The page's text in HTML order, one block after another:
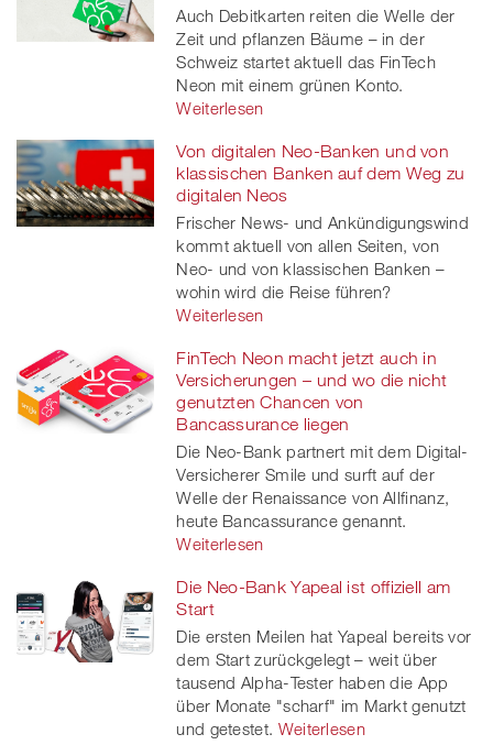
Auch Debitkarten reiten die Welle der
Zeit und pflanzen Bäume – in der
Schweiz startet aktuell das FinTech
Neon mit einem grünen Konto.
Weiterlesen
Von digitalen Neo-Banken und von
klassischen Banken auf dem Weg zu
digitalen Neos
Frischer News- und Ankündigungswind
kommt aktuell von allen Seiten, von
Neo- und von klassischen Banken –
wohin wird die Reise führen?
Weiterlesen
FinTech Neon macht jetzt auch in
Versicherungen – und wo die nicht
genutzten Chancen von
Bancassurance liegen
Die Neo-Bank partnert mit dem Digital-
Versicherer Smile und surft auf der
Welle der Renaissance von Allfinanz,
heute Bancassurance genannt.
Weiterlesen
Die Neo-Bank Yapeal ist offiziell am
Start
Die ersten Meilen hat Yapeal bereits vor
dem Start zurückgelegt – weit über
tausend Alpha-Tester haben die App
über Monate "scharf" im Markt genutzt
und getestet. Weiterlesen